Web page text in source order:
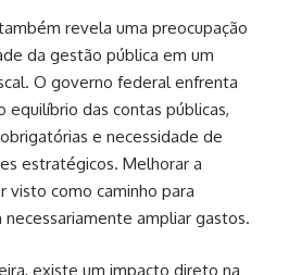
revela uma preocupação
da gestão pública em um
O governo federal enfrenta
equilíbrio das contas públicas,
e necessidade de
estratégicos. Melhorar a
visto como caminho para
ampliar gastos.
existe um impacto direto na